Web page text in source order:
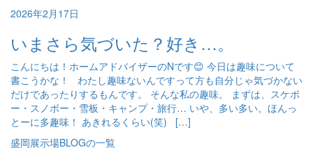
2026年2月17日
いまさら気づいた？好き…。
こんにちは！ホームアドバイザーのNです😊 今日は趣味について
書こうかな！ わたし趣味ないんですって方も自分じゃ気づかない
だけであったりするもんです。 そんな私の趣味。 まずは、スケボ
ー・スノボー・雪板・キャンプ・旅行… いや、多い多い。ほんっ
とーに多趣味！ あきれるくらい(笑) […]
盛岡展示場BLOGの一覧